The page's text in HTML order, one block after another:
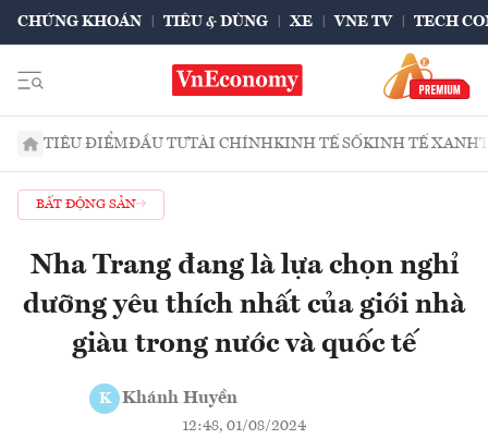
CHỨNG KHOÁN TIÊU & DÙNG XE VNE TV TECH
TIÊU ĐIỂMĐẦU TƯTÀI CHÍNHKINH TẾ SỐKINH TẾ XANH
BẤT ĐỘNG SẢN
Nha Trang đang là lựa chọn nghỉ
dưỡng yêu thích nhất của giới nhà
giàu trong nước và quốc tế
K Khánh Huyền
12:48, 01/08/2024